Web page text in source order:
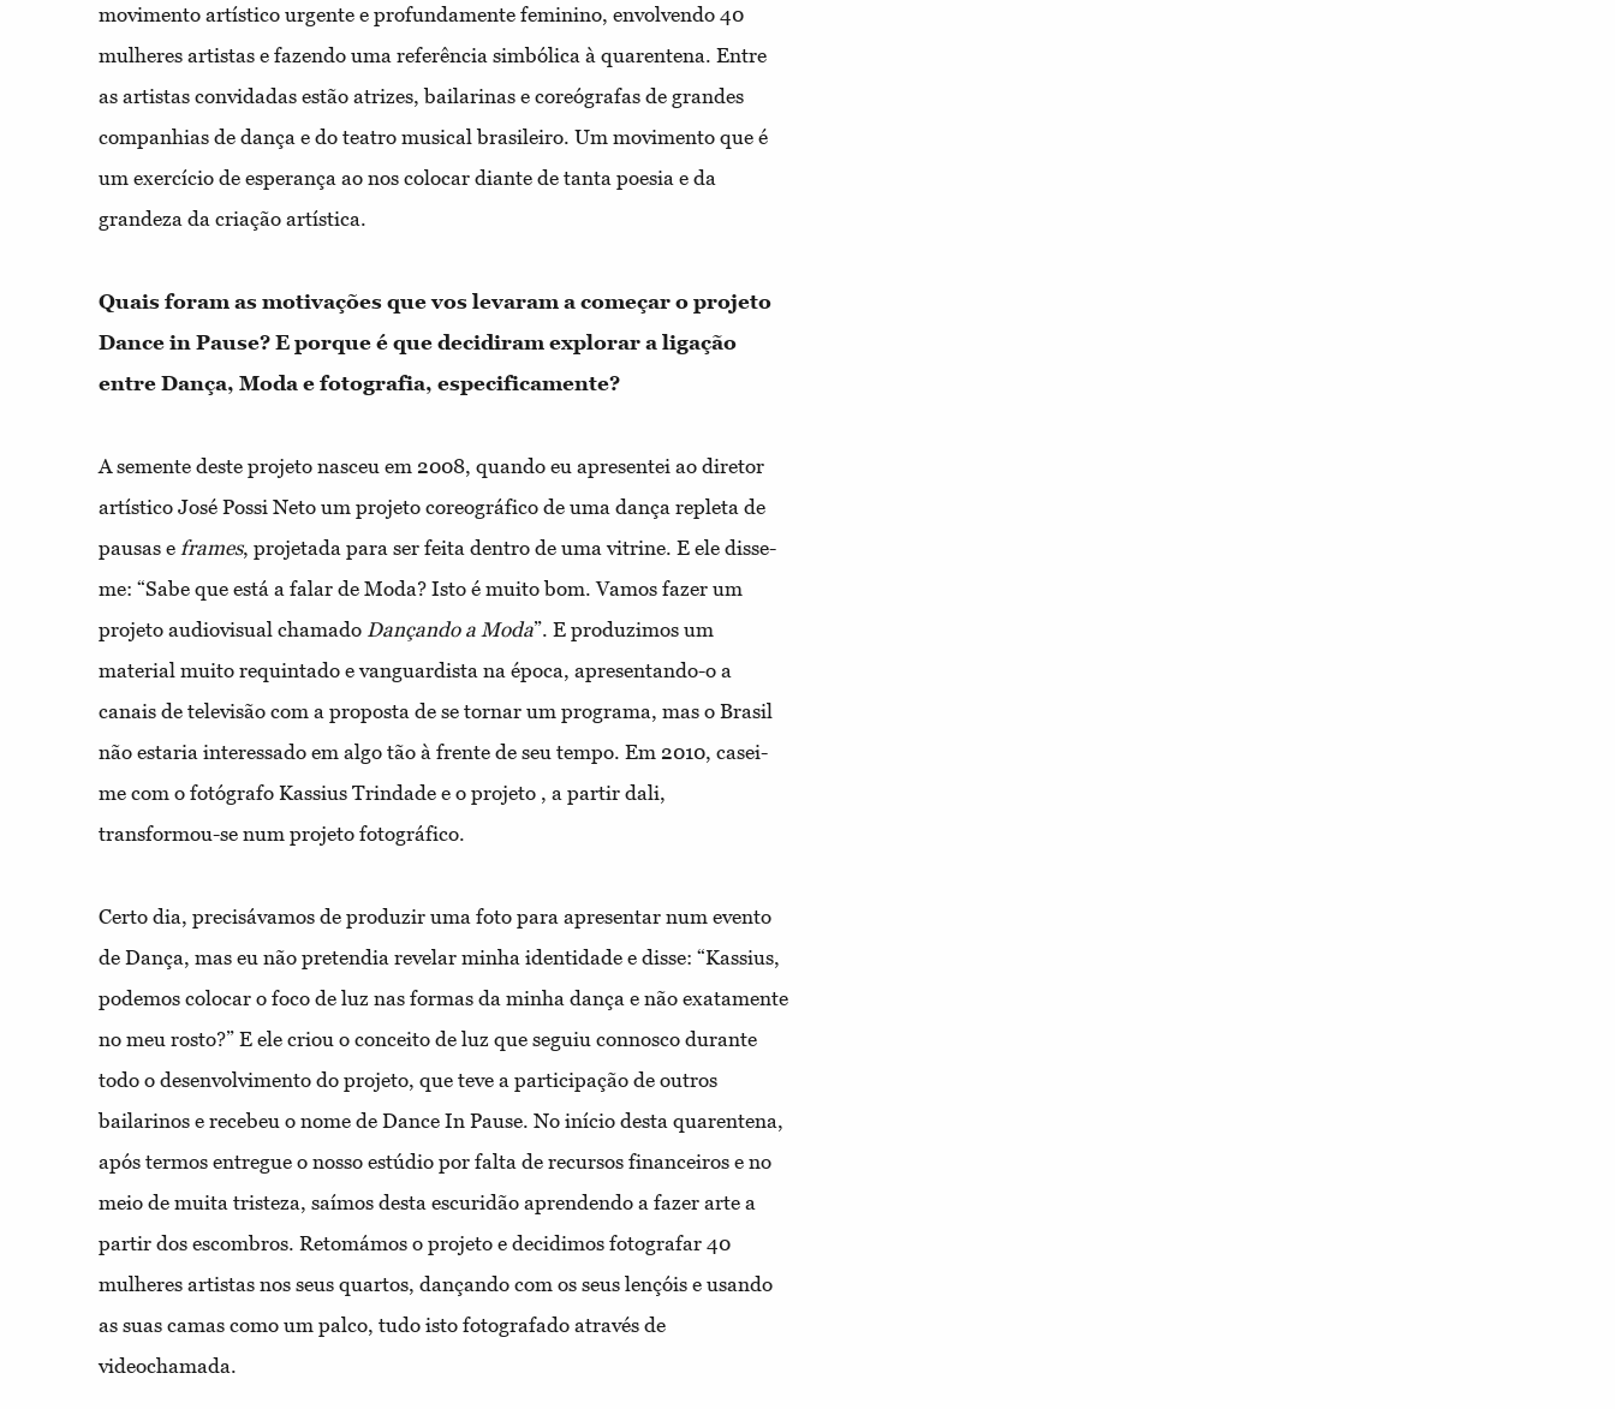
movimento artístico urgente e profundamente feminino, envolvendo 40
mulheres artistas e fazendo uma referência simbólica à quarentena. Entre
as artistas convidadas estão atrizes, bailarinas e coreógrafas de grandes
companhias de dança e do teatro musical brasileiro. Um movimento que é
um exercício de esperança ao nos colocar diante de tanta poesia e da
grandeza da criação artística.
Quais foram as motivações que vos levaram a começar o projeto
Dance in Pause? E porque é que decidiram explorar a ligação
entre Dança, Moda e fotografia, especificamente?
A semente deste projeto nasceu em 2008, quando eu apresentei ao diretor
artístico José Possi Neto um projeto coreográfico de uma dança repleta de
pausas e frames, projetada para ser feita dentro de uma vitrine. E ele disse-
me: “Sabe que está a falar de Moda? Isto é muito bom. Vamos fazer um
projeto audiovisual chamado Dançando a Moda”. E produzimos um
material muito requintado e vanguardista na época, apresentando-o a
canais de televisão com a proposta de se tornar um programa, mas o Brasil
não estaria interessado em algo tão à frente de seu tempo. Em 2010, casei-
me com o fotógrafo Kassius Trindade e o projeto , a partir dali,
transformou-se num projeto fotográfico.
Certo dia, precisávamos de produzir uma foto para apresentar num evento
de Dança, mas eu não pretendia revelar minha identidade e disse: “Kassius,
podemos colocar o foco de luz nas formas da minha dança e não exatamente
no meu rosto?” E ele criou o conceito de luz que seguiu connosco durante
todo o desenvolvimento do projeto, que teve a participação de outros
bailarinos e recebeu o nome de Dance In Pause. No início desta quarentena,
após termos entregue o nosso estúdio por falta de recursos financeiros e no
meio de muita tristeza, saímos desta escuridão aprendendo a fazer arte a
partir dos escombros. Retomámos o projeto e decidimos fotografar 40
mulheres artistas nos seus quartos, dançando com os seus lençóis e usando
as suas camas como um palco, tudo isto fotografado através de
videochamada.